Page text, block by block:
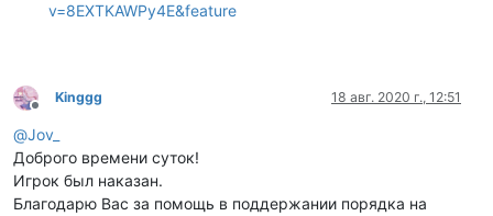
v=8EXTKAWPy4E&feature
Не в сети
Kinggg 18 авг. 2020 г., 12:51
@Jov_
Доброго времени суток!
Игрок был наказан.
Благодарю Вас за помощь в поддержании порядка на